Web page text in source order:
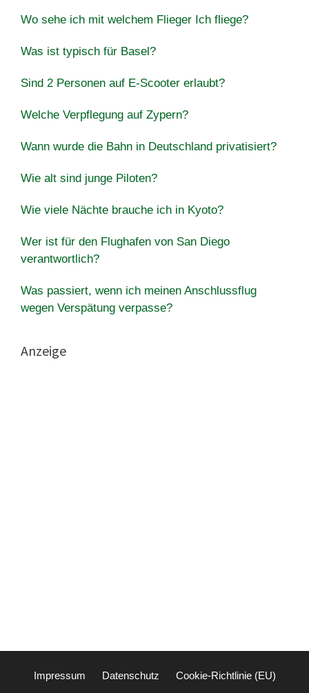
Wo sehe ich mit welchem Flieger Ich fliege?
Was ist typisch für Basel?
Sind 2 Personen auf E-Scooter erlaubt?
Welche Verpflegung auf Zypern?
Wann wurde die Bahn in Deutschland privatisiert?
Wie alt sind junge Piloten?
Wie viele Nächte brauche ich in Kyoto?
Wer ist für den Flughafen von San Diego
verantwortlich?
Was passiert, wenn ich meinen Anschlussflug
wegen Verspätung verpasse?
Anzeige
Impressum Datenschutz Cookie-Richtlinie (EU)